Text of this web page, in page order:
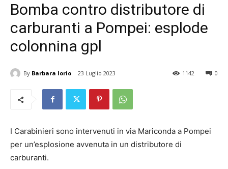
Bomba contro distributore di
carburanti a Pompei: esplode
colonnina gpl
By Barbara Iorio 23 Luglio 2023 0
1142
I Carabinieri sono intervenuti in via Mariconda a Pompei
per un’esplosione avvenuta in un distributore di
carburanti.